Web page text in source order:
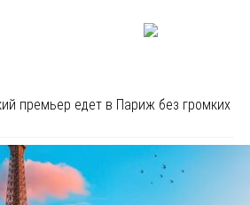
премьер едет в Париж без громких